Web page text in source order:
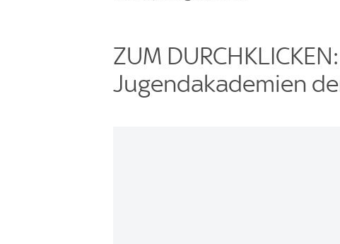
ZUM
Jugendakademien